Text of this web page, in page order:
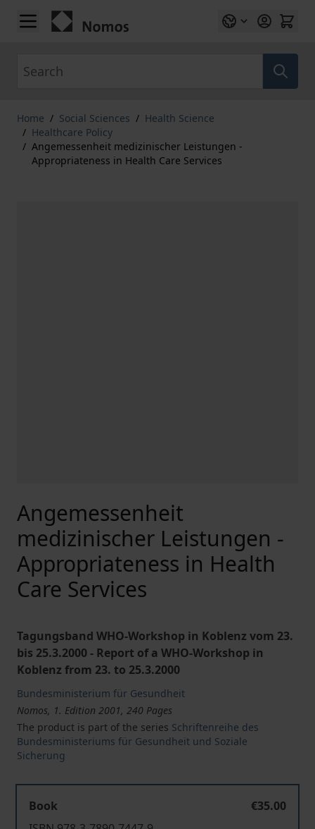
Skip to Content
Home / Social Sciences / Health Science
/ Healthcare Policy
/ Angemessenheit medizinischer Leistungen -
Appropriateness in Health Care Services
Angemessenheit
medizinischer Leistungen -
Appropriateness in Health
Care Services
Tagungsband WHO-Workshop in Koblenz vom 23.
bis 25.3.2000 - Report of a WHO-Workshop in
Koblenz from 23. to 25.3.2000
Bundesministerium für Gesundheit
Nomos, 1. Edition 2001, 240 Pages
The product is part of the series Schriftenreihe des
Bundesministeriums für Gesundheit und Soziale
Sicherung
Book
€35.00